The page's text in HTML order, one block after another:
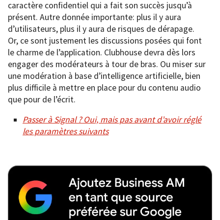
caractère confidentiel qui a fait son succès jusqu’à
présent. Autre donnée importante: plus il y aura
d’utilisateurs, plus il y aura de risques de dérapage.
Or, ce sont justement les discussions posées qui font
le charme de l’application. Clubhouse devra dès lors
engager des modérateurs à tour de bras. Ou miser sur
une modération à base d’intelligence artificielle, bien
plus difficile à mettre en place pour du contenu audio
que pour de l’écrit.
Passer à Signal ? Oui, mais pas avant d’avoir réglé
les paramètres suivants